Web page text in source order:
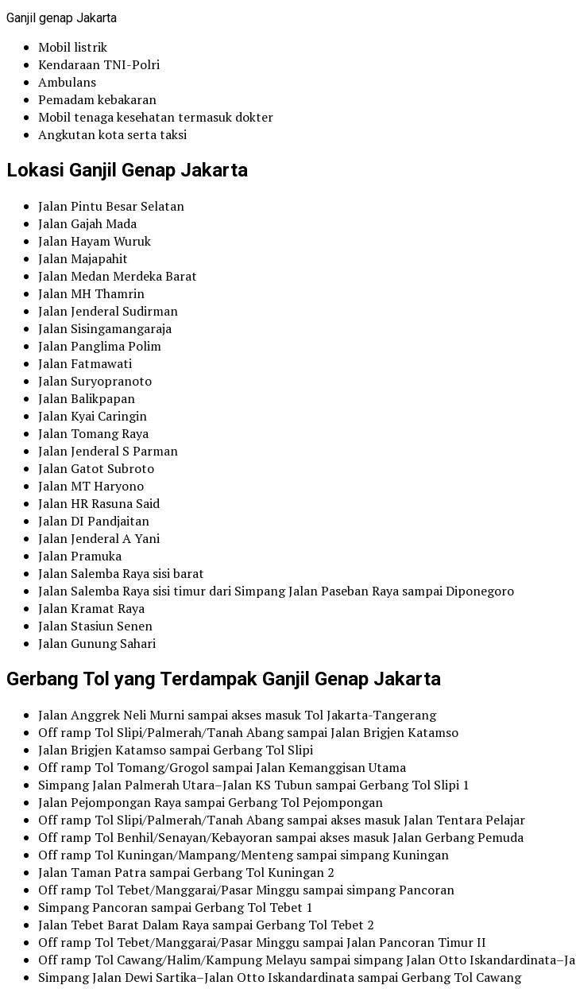
Ganjil genap Jakarta
Mobil listrik
Kendaraan TNI-Polri
Ambulans
Pemadam kebakaran
Mobil tenaga kesehatan termasuk dokter
Angkutan kota serta taksi
Lokasi Ganjil Genap Jakarta
Jalan Pintu Besar Selatan
Jalan Gajah Mada
Jalan Hayam Wuruk
Jalan Majapahit
Jalan Medan Merdeka Barat
Jalan MH Thamrin
Jalan Jenderal Sudirman
Jalan Sisingamangaraja
Jalan Panglima Polim
Jalan Fatmawati
Jalan Suryopranoto
Jalan Balikpapan
Jalan Kyai Caringin
Jalan Tomang Raya
Jalan Jenderal S Parman
Jalan Gatot Subroto
Jalan MT Haryono
Jalan HR Rasuna Said
Jalan DI Pandjaitan
Jalan Jenderal A Yani
Jalan Pramuka
Jalan Salemba Raya sisi barat
Jalan Salemba Raya sisi timur dari Simpang Jalan Paseban Raya sampai Diponegoro
Jalan Kramat Raya
Jalan Stasiun Senen
Jalan Gunung Sahari
Gerbang Tol yang Terdampak Ganjil Genap Jakarta
Jalan Anggrek Neli Murni sampai akses masuk Tol Jakarta-Tangerang
Off ramp Tol Slipi/Palmerah/Tanah Abang sampai Jalan Brigjen Katamso
Jalan Brigjen Katamso sampai Gerbang Tol Slipi
Off ramp Tol Tomang/Grogol sampai Jalan Kemanggisan Utama
Simpang Jalan Palmerah Utara–Jalan KS Tubun sampai Gerbang Tol Slipi 1
Jalan Pejompongan Raya sampai Gerbang Tol Pejompongan
Off ramp Tol Slipi/Palmerah/Tanah Abang sampai akses masuk Jalan Tentara Pelajar
Off ramp Tol Benhil/Senayan/Kebayoran sampai akses masuk Jalan Gerbang Pemuda
Off ramp Tol Kuningan/Mampang/Menteng sampai simpang Kuningan
Jalan Taman Patra sampai Gerbang Tol Kuningan 2
Off ramp Tol Tebet/Manggarai/Pasar Minggu sampai simpang Pancoran
Simpang Pancoran sampai Gerbang Tol Tebet 1
Jalan Tebet Barat Dalam Raya sampai Gerbang Tol Tebet 2
Off ramp Tol Tebet/Manggarai/Pasar Minggu sampai Jalan Pancoran Timur II
Off ramp Tol Cawang/Halim/Kampung Melayu sampai simpang Jalan Otto
Simpang Jalan Dewi Sartika–Jalan Otto Iskandardinata sampai Gerbang Tol Cawang